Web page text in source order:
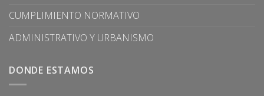
CUMPLIMIENTO NORMATIVO
ADMINISTRATIVO Y URBANISMO
DONDE ESTAMOS